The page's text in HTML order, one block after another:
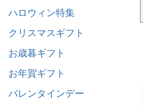
ハロウィン特集
クリスマスギフト
お歳暮ギフト
お年賀ギフト
バレンタインデー